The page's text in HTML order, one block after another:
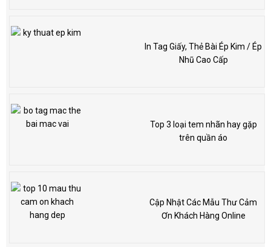
In Tag Giấy, Thẻ Bài Ép Kim / Ép
Nhũ Cao Cấp
Top 3 loại tem nhãn hay gặp
trên quần áo
Cập Nhật Các Mẫu Thư Cảm
Ơn Khách Hàng Online